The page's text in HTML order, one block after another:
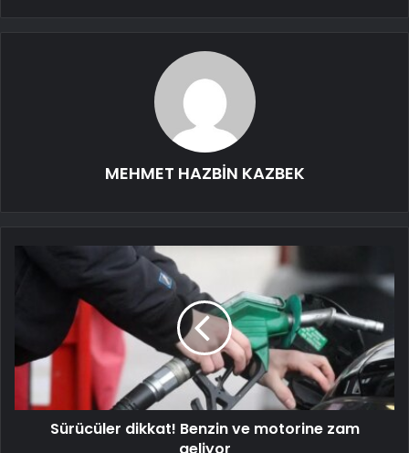
MEHMET HAZBİN KAZBEK
Sürücüler dikkat! Benzin ve motorine zam